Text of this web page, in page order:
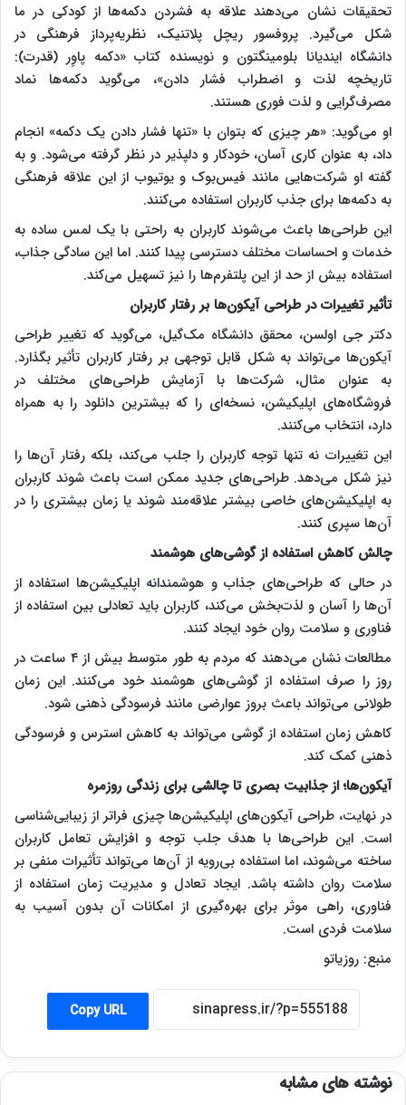
تحقیقات نشان می‌دهند علاقه به فشردن دکمه‌ها از کودکی در ما
شکل می‌گیرد. پروفسور ریچل پلاتنیک، نظریه‌پرداز فرهنگی در
دانشگاه ایندیانا بلومینگتون و نویسنده کتاب «دکمه پاوِر (قدرت):
تاریخچه لذت و اضطراب فشار دادن»، می‌گوید دکمه‌ها نماد
مصرف‌گرایی و لذت فوری هستند.
او می‌گوید: «هر چیزی که بتوان با «تنها فشار دادن یک دکمه» انجام
داد، به عنوان کاری آسان، خودکار و دلپذیر در نظر گرفته می‌شود. و به
گفته او شرکت‌هایی مانند فیس‌بوک و یوتیوب از این علاقه فرهنگی
به دکمه‌ها برای جذب کاربران استفاده می‌کنند.
این طراحی‌ها باعث می‌شوند کاربران به راحتی با یک لمس ساده به
خدمات و احساسات مختلف دسترسی پیدا کنند. اما این سادگی جذاب،
استفاده بیش از حد از این پلتفرم‌ها را نیز تسهیل می‌کند.
تأثیر تغییرات در طراحی آیکون‌ها بر رفتار کاربران
دکتر جی اولسن، محقق دانشگاه مک‌گیل، می‌گوید که تغییر طراحی
آیکون‌ها می‌تواند به شکل قابل توجهی بر رفتار کاربران تأثیر بگذارد.
به عنوان مثال، شرکت‌ها با آزمایش طراحی‌های مختلف در
فروشگاه‌های اپلیکیشن، نسخه‌ای را که بیشترین دانلود را به همراه
دارد، انتخاب می‌کنند.
این تغییرات نه تنها توجه کاربران را جلب می‌کند، بلکه رفتار آن‌ها را
نیز شکل می‌دهد. طراحی‌های جدید ممکن است باعث شوند کاربران
به اپلیکیشن‌های خاصی بیشتر علاقه‌مند شوند یا زمان بیشتری را در
آن‌ها سپری کنند.
چالش کاهش استفاده از گوشی‌های هوشمند
در حالی که طراحی‌های جذاب و هوشمندانه اپلیکیشن‌ها استفاده از
آن‌ها را آسان و لذت‌بخش می‌کند، کاربران باید تعادلی بین استفاده از
فناوری و سلامت روان خود ایجاد کنند.
مطالعات نشان می‌دهند که مردم به طور متوسط بیش از ۴ ساعت در
روز را صرف استفاده از گوشی‌های هوشمند خود می‌کنند. این زمان
طولانی می‌تواند باعث بروز عوارضی مانند فرسودگی ذهنی شود.
کاهش زمان استفاده از گوشی می‌تواند به کاهش استرس و فرسودگی
ذهنی کمک کند.
آیکون‌ها؛ از جذابیت بصری تا چالشی برای زندگی روزمره
در نهایت، طراحی آیکون‌های اپلیکیشن‌ها چیزی فراتر از زیبایی‌شناسی
است. این طراحی‌ها با هدف جلب توجه و افزایش تعامل کاربران
ساخته می‌شوند، اما استفاده بی‌رویه از آن‌ها می‌تواند تأثیرات منفی بر
سلامت روان داشته باشد. ایجاد تعادل و مدیریت زمان استفاده از
فناوری، راهی موثر برای بهره‌گیری از امکانات آن بدون آسیب به
سلامت فردی است.
منبع: روزیاتو
Copy URL
نوشته های مشابه